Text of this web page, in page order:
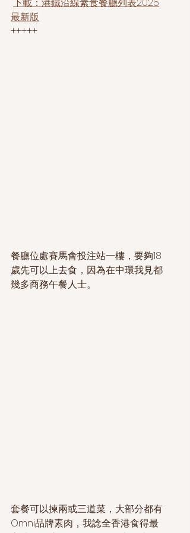
最新版
+++++
餐廳位處賽馬會投注站一樓，要夠18
歲先可以上去食，因為在中環我見都
幾多商務午餐人士。
套餐可以揀兩或三道菜，大部分都有
Omni品牌素肉，我諗全香港食得最